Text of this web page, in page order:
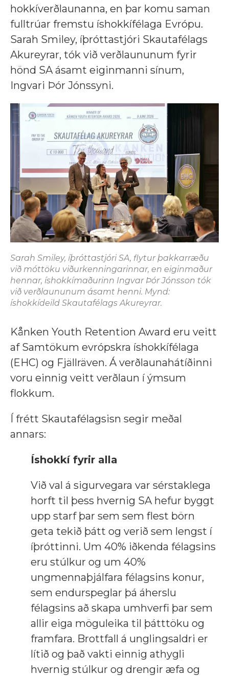
hokkíverðlaunanna, en þar komu saman
fulltrúar fremstu íshokkífélaga Evrópu.
Sarah Smiley, íþróttastjóri Skautafélags
Akureyrar, tók við verðlaununum fyrir
hönd SA ásamt eiginmanni sínum,
Ingvari Þór Jónssyni.
Sarah Smiley, íþróttastjóri SA, flytur þakkarræðu
við móttöku viðurkenningarinnar, en eiginmaður
hennar, íshokkímaðurinn Ingvar Þór Jónsson tók
við verðlaununum ásamt henni. Mynd:
íshokkídeild Skautafélags Akureyrar.
Kånken Youth Retention Award eru veitt
af Samtökum evrópskra íshokkífélaga
(EHC) og Fjällräven. Á verðlaunahátíðinni
voru einnig veitt verðlaun í ýmsum
flokkum.
Í frétt Skautafélagsisn segir meðal
annars:
Íshokkí fyrir alla
Við val á sigurvegara var sérstaklega
horft til þess hvernig SA hefur byggt
upp starf þar sem sem flest börn
geta tekið þátt og verið sem lengst í
íþróttinni. Um 40% iðkenda félagsins
eru stúlkur og um 40%
ungmennaþjálfara félagsins konur,
sem endurspeglar þá áherslu
félagsins að skapa umhverfi þar sem
allir eiga möguleika til þátttöku og
framfara. Brottfall á unglingsaldri er
lítið og það vakti einnig athygli
hvernig stúlkur og drengir æfa og